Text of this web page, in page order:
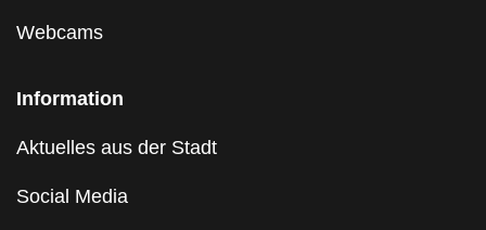
Webcams
Information
Aktuelles aus der Stadt
Social Media